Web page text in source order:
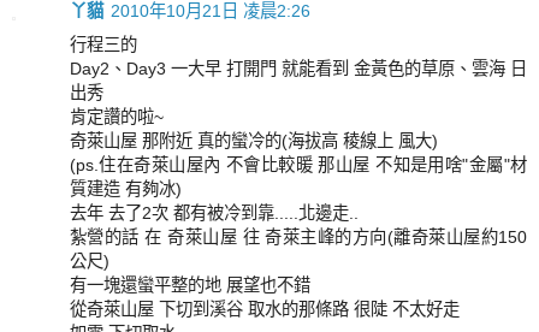
丫貓 2010年10月21日 凌晨2:26
行程三的
Day2、Day3 一大早 打開門 就能看到 金黃色的草原、雲海 日
出秀
肯定讚的啦~
奇萊山屋 那附近 真的蠻冷的(海拔高 稜線上 風大)
(ps.住在奇萊山屋內 不會比較暖 那山屋 不知是用啥"金屬"材
質建造 有夠冰)
去年 去了2次 都有被冷到靠.....北邊走..
紮營的話 在 奇萊山屋 往 奇萊主峰的方向(離奇萊山屋約150
公尺)
有一塊還蠻平整的地 展望也不錯
從奇萊山屋 下切到溪谷 取水的那條路 很陡 不太好走